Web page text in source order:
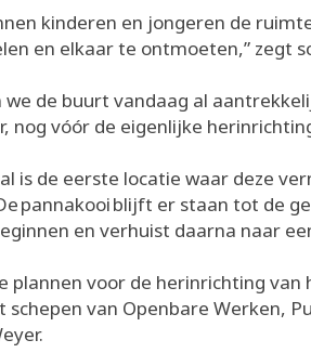
kinderen en jongeren de
en elkaar te ontmoeten,” zegt
we de buurt vandaag al
nog vóór de eigenlijke
is de eerste locatie waar deze
pannakooi blijft er staan tot de
en verhuist daarna naar
plannen voor de herinrichting van
van Openbare Werken,